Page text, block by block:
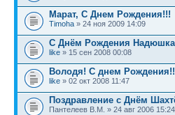
Марат, С Днем Рождения!!!
Timoha » 24 ноя 2009 14:09
С Днём Рождения
like » 15 сен 2008 00:08
Володя! С днем
like » 02 окт 2008 11:47
Поздравление с Днём
Пантелеев В.М. » 24 авг 2006 15:24